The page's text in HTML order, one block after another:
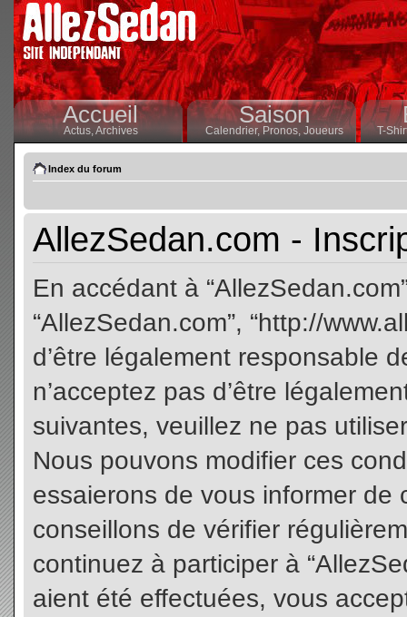
Accueil
Actus,Archives
Saison
Calendrier,Pronos, Joueurs T-
Index du forum
AllezSedan.com -
En accédant à
“AllezSedan.com”, “http://
d’être légalement responsable
n’acceptez pas d’être
suivantes, veuillez ne pas
Nous pouvons modifier ces
essaierons de vous informer
conseillons de vérifier
continuez à participer à
aient été effectuées, vous